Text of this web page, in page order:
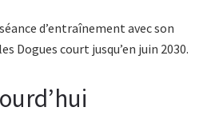
d’entraînement avec son
Dogues court jusqu’en juin 2030.